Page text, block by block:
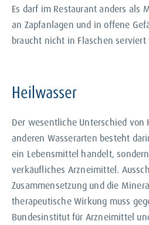
Es darf im Restaurant anders als
an Zapfanlagen und in offene
braucht nicht in Flaschen serviert
Heilwasser
Der wesentliche Unterschied von
anderen Wasserarten besteht
ein Lebensmittel handelt,
verkäufliches Arzneimittel.
Zusammensetzung und die
therapeutische Wirkung muss
Bundesinstitut für Arzneimittel